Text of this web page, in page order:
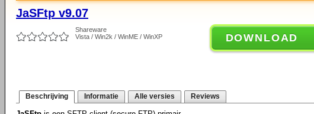
JaSFtp v9.07
Shareware
Vista / Win2k / WinME / WinXP
DOWNLOAD
Beschrijving Informatie Alle versies Reviews